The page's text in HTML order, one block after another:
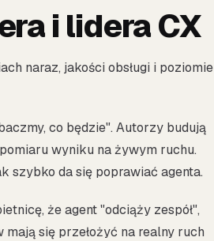
i lidera CX
naraz, jakości obsługi i poziomie
co będzie". Autorzy budują
wyniku na żywym ruchu.
szybko da się poprawiać agenta.
że agent "odciąży zespół",
się przełożyć na realny ruch